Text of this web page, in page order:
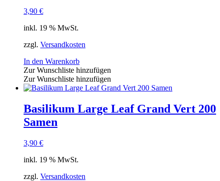
3,90 €
inkl. 19 % MwSt.
zzgl. Versandkosten
In den Warenkorb
Zur Wunschliste hinzufügen
Zur Wunschliste hinzufügen
Basilikum Large Leaf Grand Vert 200
Samen
3,90 €
inkl. 19 % MwSt.
zzgl. Versandkosten